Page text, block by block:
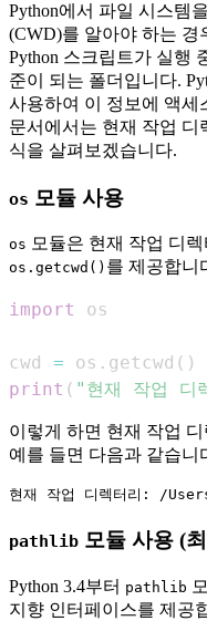
Python에서 파일 시스템
(CWD)를 알아야 하는 경
Python 스크립트가 실행
준이 되는 폴더입니다.
사용하여 이 정보에 액세
문서에서는 현재 작업
식을 살펴보겠습니다.
os 모듈 사용
os 모듈은 현재 작업 디
os.getcwd() 를 제공합니
import
cwd = os . getcwd ( )
print ( "현재 작업 디
이렇게 하면 현재 작업
예를 들면 다음과 같습니
pathlib 모듈 사용 (
Python 3.4부터 pathlib
지향 인터페이스를 제공